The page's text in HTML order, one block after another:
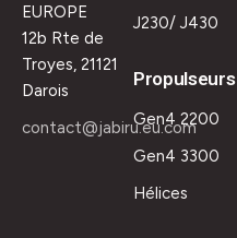
EUROPE
12b Rte de
Troyes, 21121
Darois
contact@jabiru.eu.com
J230/ J430
Propulseurs
Gen4 2200
Gen4 3300
Hélices